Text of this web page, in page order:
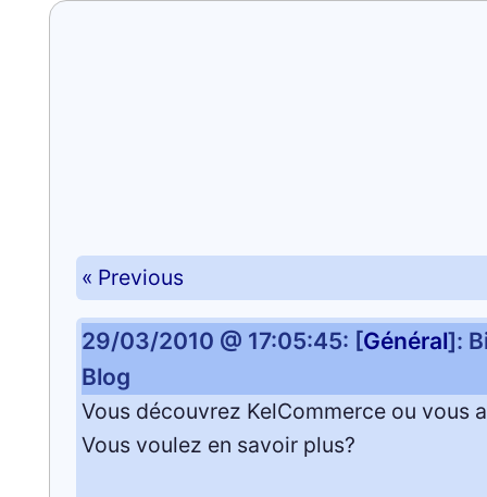
« Previous
29/03/2010 @ 17:05:45: [Général]:
Blog
Vous découvrez KelCommerce ou vous
Vous voulez en savoir plus?